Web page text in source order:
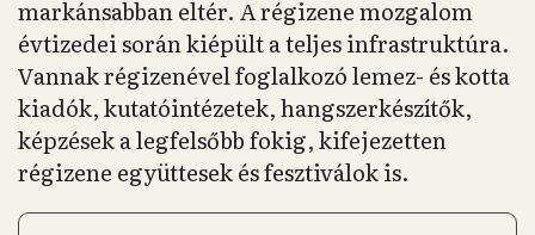
markánsabban eltér. A régizene mozgalom
évtizedei során kiépült a teljes infrastruktúra.
Vannak régizenével foglalkozó lemez- és kotta
kiadók, kutatóintézetek, hangszerkészítők,
képzések a legfelsőbb fokig, kifejezetten
régizene együttesek és fesztiválok is.